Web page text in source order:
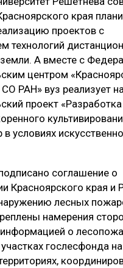
края
проектов с
технологий
А вместе с
центром
РАН» вуз реализует
проект «Разработка
в условиях
соглашение о
Красноярского края и
лесных
намерения
о
гослесфонда на